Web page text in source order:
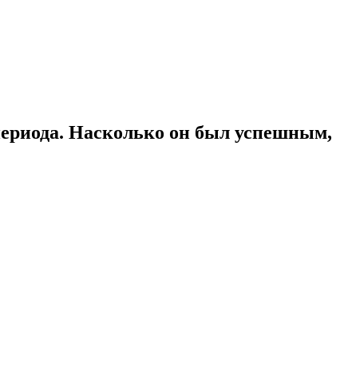
Насколько он был успешным,